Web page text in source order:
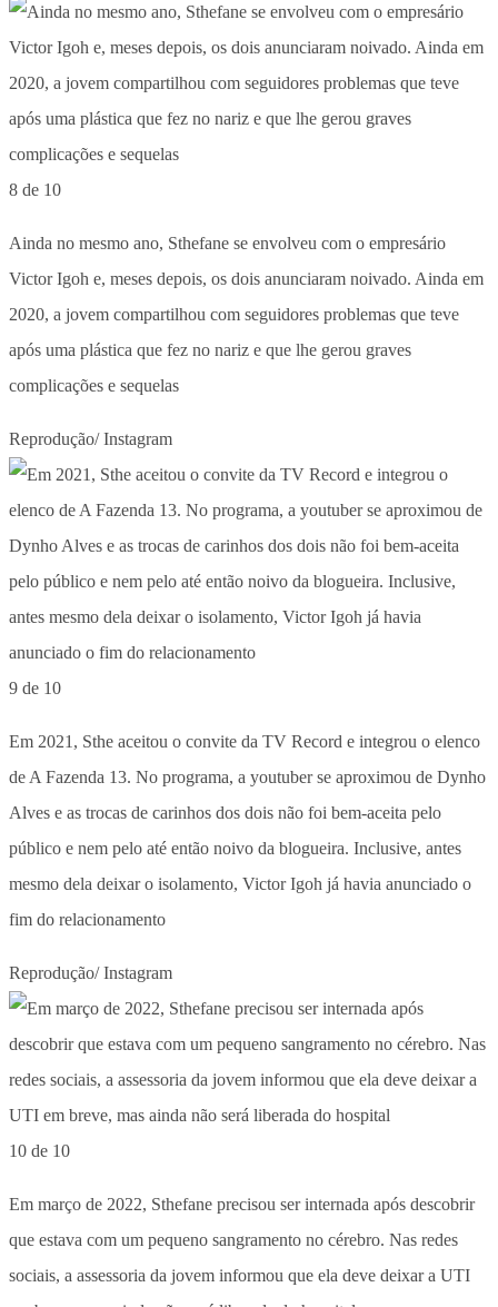
8 de 10
Ainda no mesmo ano, Sthefane se envolveu com o empresário
Victor Igoh e, meses depois, os dois anunciaram noivado. Ainda em
2020, a jovem compartilhou com seguidores problemas que teve
após uma plástica que fez no nariz e que lhe gerou graves
complicações e sequelas
Reprodução/ Instagram
9 de 10
Em 2021, Sthe aceitou o convite da TV Record e integrou o elenco
de A Fazenda 13. No programa, a youtuber se aproximou de Dynho
Alves e as trocas de carinhos dos dois não foi bem-aceita pelo
público e nem pelo até então noivo da blogueira. Inclusive, antes
mesmo dela deixar o isolamento, Victor Igoh já havia anunciado o
fim do relacionamento
Reprodução/ Instagram
10 de 10
Em março de 2022, Sthefane precisou ser internada após descobrir
que estava com um pequeno sangramento no cérebro. Nas redes
sociais, a assessoria da jovem informou que ela deve deixar a UTI